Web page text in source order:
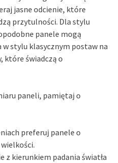
jasne odcienie, które
przytulności. Dla stylu
panele mogą
w stylu klasycznym postaw na
które świadczą o
paneli, pamiętaj o
preferuj panele o
z kierunkiem padania światła